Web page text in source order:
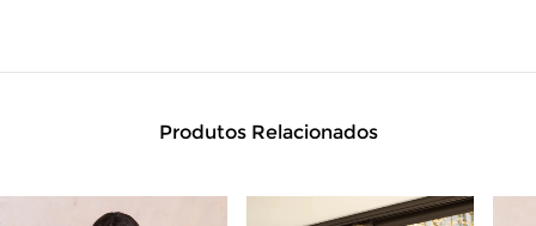
Produtos Relacionados